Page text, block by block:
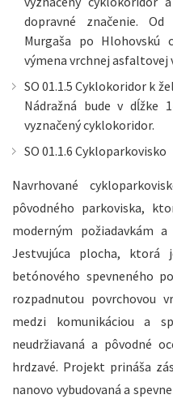
dopravné značenie.
Murgaša po Hlohovskú
výmena vrchnej asfaltovej
SO 01.1.5 Cyklokoridor k
Nádražná bude v dĺžke
vyznačený cyklokoridor.
SO 01.1.6 Cykloparkovisko
Navrhované
pôvodného parkoviska,
moderným požiadavkám
Jestvujúca plocha, ktorá
betónového spevneného
rozpadnutou povrchovou
medzi komunikáciou a
neudržiavaná a pôvodné
hrdzavé. Projekt prináša
nanovo vybudovaná a